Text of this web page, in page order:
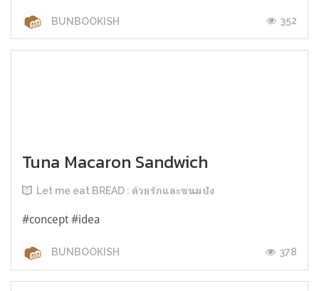
BUNBOOKISH 352
Tuna Macaron Sandwich
Let me eat BREAD : ด้วยรักและขนมปัง
#concept #idea
BUNBOOKISH 378